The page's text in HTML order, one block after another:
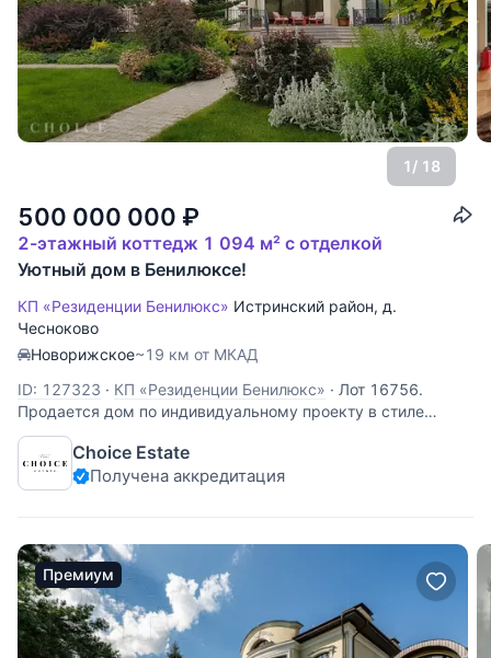
1/ 18
500 000 000 ₽
2-этажный коттедж 1 094 м² с отделкой
Уютный дом в Бенилюксе!
КП «Резиденции Бенилюкс» Истринский район, д.
Чесноково
Новорижское~19 км от МКАД
ID: 127323 · КП «Резиденции Бенилюкс» · Лот 16756.
Продается дом по индивидуальному проекту в стиле
неоклассицизм.В отделке дома использованы материалы и
оборудование ведущих английских и европейских
производителей. В доме 4 этажа, где расположены: 6
Choice Estate
Получена аккредитация
Премиум